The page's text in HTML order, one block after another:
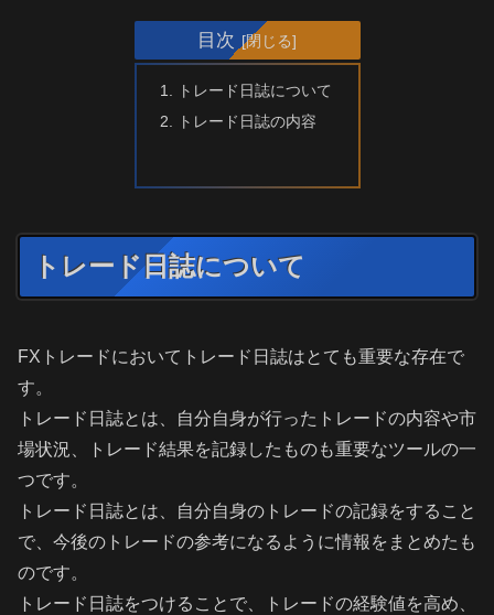
目次
トレード日誌について
トレード日誌の内容
トレード日誌について
FXトレードにおいてトレード日誌はとても重要な存在で
す。
トレード日誌とは、自分自身が行ったトレードの内容や市
場状況、トレード結果を記録したものも重要なツールの一
つです。
トレード日誌とは、自分自身のトレードの記録をすること
で、今後のトレードの参考になるように情報をまとめたも
のです。
トレード日誌をつけることで、トレードの経験値を高め、